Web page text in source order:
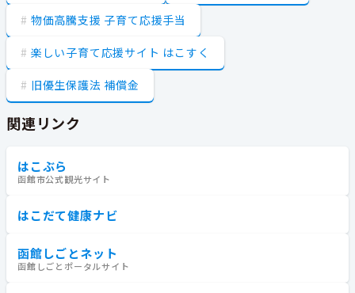
物価高騰支援 子育て応援手当
楽しい子育て応援サイト はこすく
旧優生保護法 補償金
関連リンク
はこぶら
函館市公式観光サイト
はこだて健康ナビ
函館しごとネット
函館しごとポータルサイト